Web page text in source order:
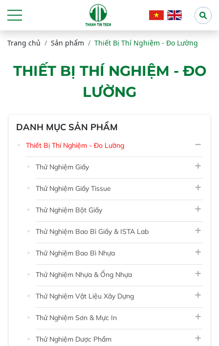
Trang chủ Sản phẩm Thiết Bị Thí Nghiệm - Đo Lường
THIẾT BỊ THÍ NGHIỆM - ĐO
LƯỜNG
DANH MỤC SẢN PHẨM
Thiết Bị Thí Nghiệm - Đo Lường
Thử Nghiệm Giấy
Thử Nghiệm Giấy Tissue
Thử Nghiệm Bột Giấy
Thử Nghiệm Bao Bì Giấy & ISTA Lab
Thử Nghiệm Bao Bì Nhựa
Thử Nghiệm Nhựa & Ống Nhựa
Thử Nghiệm Vật Liệu Xây Dựng
Thử Nghiệm Sơn & Mực In
Thử Nghiệm Dược Phẩm